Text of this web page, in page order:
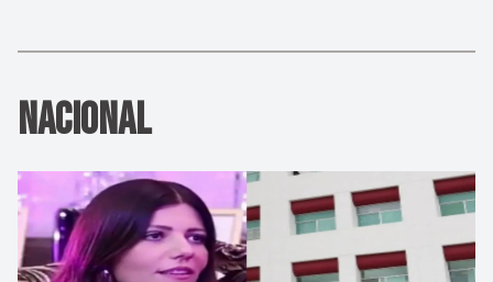
Nacional